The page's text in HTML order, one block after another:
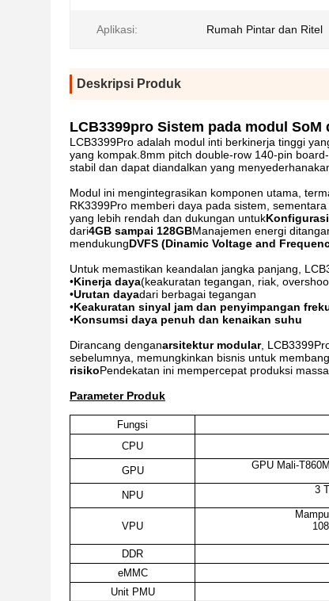
Aplikasi: Rumah Pintar dan Ritel
Deskripsi Produk
LCB3399pro Sistem pada modul SoM
LCB3399Pro adalah modul inti berkinerja tinggi
yang kompak.8mm pitch double-row 140-pin
stabil dan dapat diandalkan yang
Modul ini mengintegrasikan komponen utama,
RK3399Pro memberi daya pada sistem,
yang lebih rendah dan dukungan untuk
dari4GB sampai 128GBManajemen energi
mendukungDVFS (Dinamic Voltage and
Untuk memastikan keandalan jangka panjang,
•Kinerja daya(keakuratan tegangan, riak,
•Urutan dayadari berbagai tegangan
•Keakuratan sinyal jam dan penyimpangan
•Konsumsi daya penuh dan kenaikan suhu
Dirancang denganarsitektur modular,
sebelumnya, memungkinkan bisnis untuk
risikoPendekatan ini mempercepat produksi
Parameter Produk
Fungsi
CPU
GPU
GPU Mali-
NPU
3
VPU
DDR
eMMC
Unit PMU